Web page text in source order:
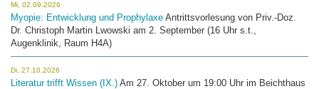
Mi, 02.09.2026
Myopie: Entwicklung und Prophylaxe Antrittsvorlesung von Priv.-Doz.
Dr. Christoph Martin Lwowski am 2. September (16 Uhr s.t.,
Augenklinik, Raum H4A)
Di, 27.10.2026
Literatur trifft Wissen (IX.) Am 27. Oktober um 19:00 Uhr im Beichthaus